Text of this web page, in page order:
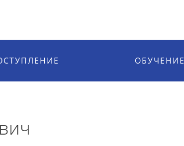
ОБУЧЕНИЕ